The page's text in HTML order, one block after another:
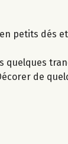
petits dés
quelques
de